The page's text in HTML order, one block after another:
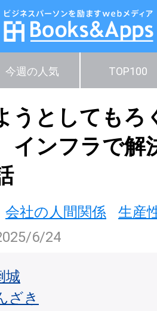
今週の人気 TOP100
うとしてもろ
インフラで解
会社の人間関係
生産
6/24
城
ざき